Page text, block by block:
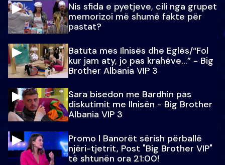
Nis sfida e pyetjeve, cili nga grupet
memorizoi më shumë fakte për
pastat?
Batuta mes Ilnisës dhe Eglës/“Fol
kur jam aty, jo pas krahëve…” - Big
Brother Albania VIP 3
Sara bisedon me Bardhin pas
diskutimit me Ilnisën - Big Brother
Albania VIP 3
Promo l Banorët sërish përballë
njëri-tjetrit, Post "Big Brother VIP"
të shtunën ora 21:00!